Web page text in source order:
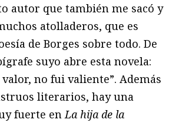
autor que también me sacó y
atolladeros, que es
de Borges sobre todo. De
suyo abre esta novela:
no fui valiente”. Además
literarios, hay una
fuerte enLa hija de la